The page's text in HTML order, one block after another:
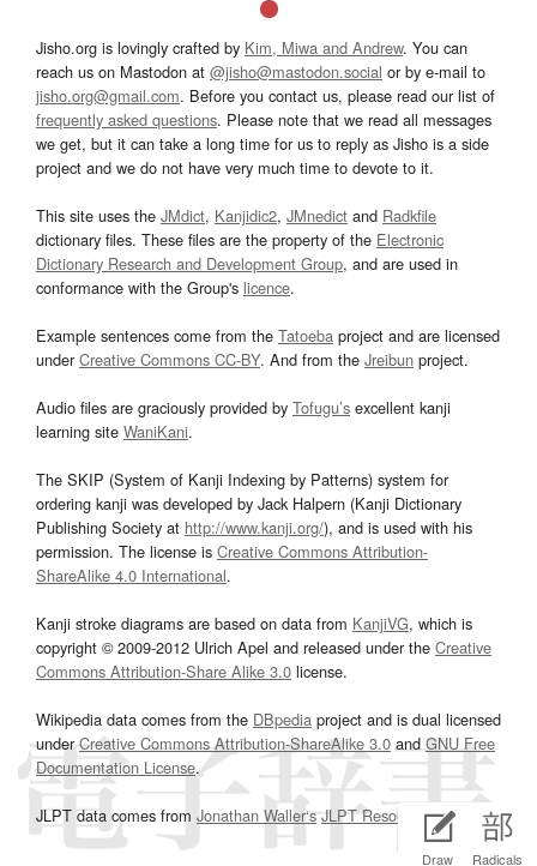
Draw Radicals
Jisho.org is lovingly crafted by Kim, Miwa and Andrew. You can
reach us on Mastodon at @jisho@mastodon.social or by e-mail to
jisho.org@gmail.com. Before you contact us, please read our list of
frequently asked questions. Please note that we read all messages
we get, but it can take a long time for us to reply as Jisho is a side
project and we do not have very much time to devote to it.
This site uses the JMdict, Kanjidic2, JMnedict and Radkfile
dictionary files. These files are the property of the Electronic
Dictionary Research and Development Group, and are used in
conformance with the Group's licence.
Example sentences come from the Tatoeba project and are licensed
underCreative Commons CC-BY. And from the Jreibun project.
Audio files are graciously provided by Tofugu’s excellent kanji
learning site WaniKani.
The SKIP (System of Kanji Indexing by Patterns) system for
ordering kanji was developed by Jack Halpern (Kanji Dictionary
Publishing Society at http://www.kanji.org/), and is used with his
permission. The license is Creative Commons Attribution-
ShareAlike 4.0 International.
Kanji stroke diagrams are based on data from KanjiVG, which is
copyright © 2009-2012 Ulrich Apel and released under the Creative
Commons Attribution-Share Alike 3.0 license.
Wikipedia data comes from the DBpedia project and is dual licensed
underCreative Commons Attribution-ShareAlike 3.0and GNU Free
Documentation License.
JLPT data comes from Jonathan Waller‘s JLPT Resourcespage.